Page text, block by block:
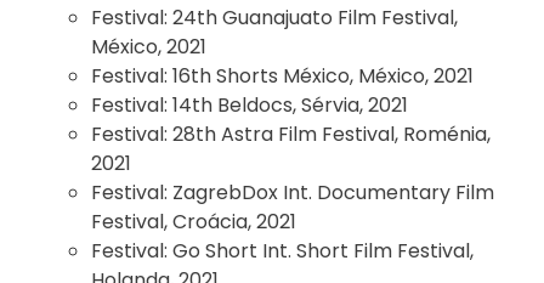
Festival: 24th Guanajuato Film Festival,
México, 2021
Festival: 16th Shorts México, México, 2021
Festival: 14th Beldocs, Sérvia, 2021
Festival: 28th Astra Film Festival, Roménia,
2021
Festival: ZagrebDox Int. Documentary Film
Festival, Croácia, 2021
Festival: Go Short Int. Short Film Festival,